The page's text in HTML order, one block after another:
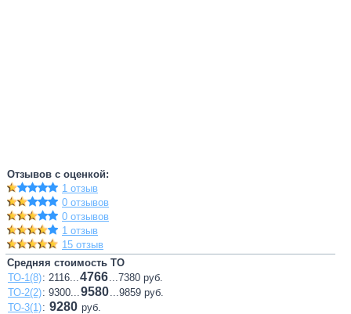
Отзывов с оценкой:
1 отзыв
0 отзывов
0 отзывов
1 отзыв
15 отзыв
Средняя стоимость ТО
ТО-1(8): 2116...4766...7380 руб.
ТО-2(2): 9300...9580...9859 руб.
ТО-3(1): 9280 руб.